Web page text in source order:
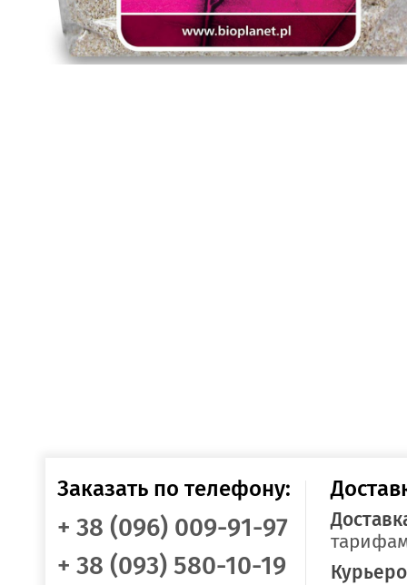
Заказать по телефону:
+ 38 (096) 009-91-97
+ 38 (093) 580-10-19